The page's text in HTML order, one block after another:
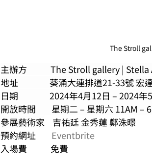
The Stroll
主辦方            The Stroll gallery |
地址                葵涌大連排道21-33號
日期                2024年4月12日 – 2024
開放時間        星期二 – 星期六 11AM –
參展藝術家 吉祐廷 金秀蓮 鄭洙暻
預約網址 Eventbrite
入場費            免費